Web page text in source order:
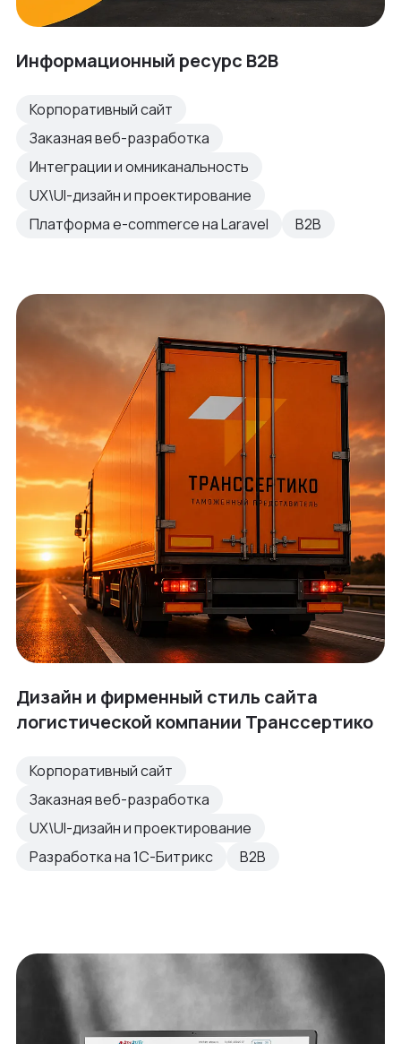
Информационный ресурс B2B
Корпоративный сайт
Заказная веб-разработка
Интеграции и омниканальность
UX\UI-дизайн и проектирование
Платформа e-commerce на Laravel
B2B
Дизайн и фирменный стиль сайта
логистической компании Транссертико
Корпоративный сайт
Заказная веб-разработка
UX\UI-дизайн и проектирование
Разработка на 1С-Битрикс
B2B